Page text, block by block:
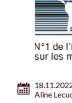
18.11.2022 à h Par
Aline Lecuq